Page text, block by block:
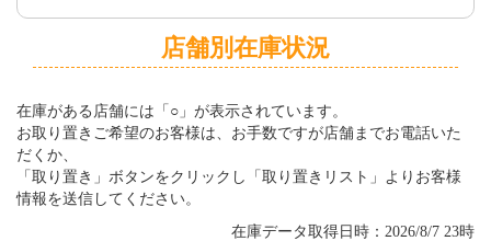
店舗別在庫状況
在庫がある店舗には「○」が表示されています。
お取り置きご希望のお客様は、お手数ですが店舗までお電話いた
だくか、
「取り置き」ボタンをクリックし「取り置きリスト」よりお客様
情報を送信してください。
在庫データ取得日時：2026/8/7 23時